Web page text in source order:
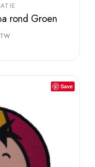
rond Groen
Save